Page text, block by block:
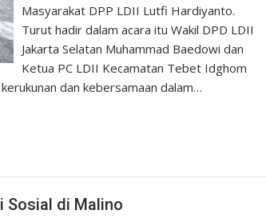
Masyarakat DPP LDII Lutfi Hardiyanto.
Turut hadir dalam acara itu Wakil DPD LDII
Jakarta Selatan Muhammad Baedowi dan
Ketua PC LDII Kecamatan Tebet Idghom
dan kebersamaan dalam…
Sosial di Malino